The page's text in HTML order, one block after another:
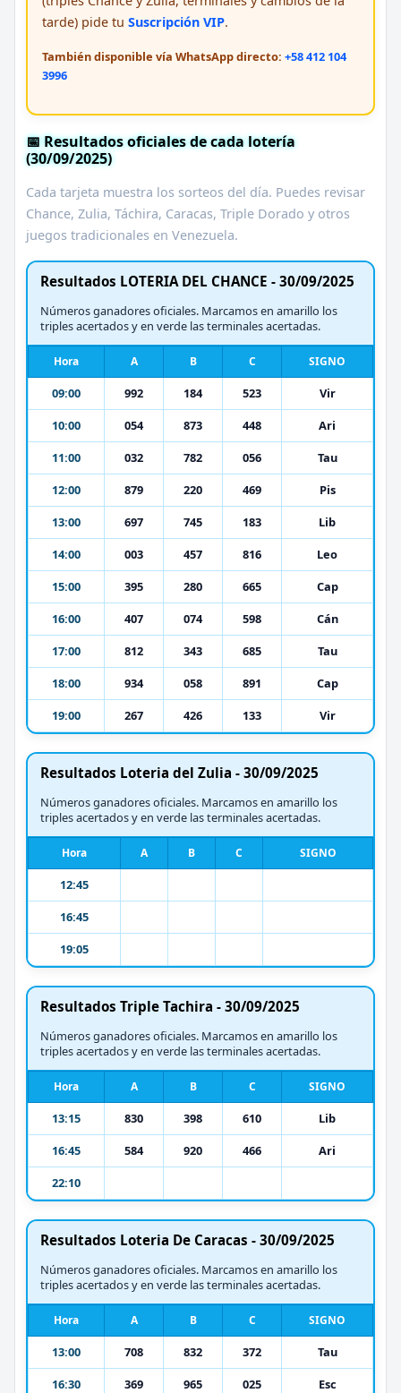
tarde) pide tu Suscripción VIP.
También disponible vía WhatsApp directo: +58 412 104
3996
📅 Resultados oficiales de cada lotería
(30/09/2025)
Cada tarjeta muestra los sorteos del día. Puedes revisar
Chance, Zulia, Táchira, Caracas, Triple Dorado y otros
juegos tradicionales en Venezuela.
Resultados LOTERIA DEL CHANCE - 30/09/2025
Números ganadores oficiales. Marcamos en amarillo los
triples acertados y en verde las terminales acertadas.
Hora A B C SIGNO
09:00 992 184 523
Vir
10:00
054 873 448
Ari
11:00
032 782 056
Tau
12:00
879 220 469
Pis
13:00
697 745 183
Lib
14:00
003 457 816
Leo
15:00
395 280 665
Cap
16:00
407 074 598
Cán
17:00
812 343 685
Tau
18:00
934 058 891
Cap
19:00
267 426 133 Vir
Resultados Loteria del Zulia - 30/09/2025
Números ganadores oficiales. Marcamos en amarillo los
triples acertados y en verde las terminales acertadas.
Hora A B C SIGNO
12:45
16:45
19:05
Resultados Triple Tachira - 30/09/2025
Números ganadores oficiales. Marcamos en amarillo los
triples acertados y en verde las terminales acertadas.
Hora A B C SIGNO
13:15 830 398 610
Lib
16:45
584 920 466
Ari
22:10
Resultados Loteria De Caracas - 30/09/2025
Números ganadores oficiales. Marcamos en amarillo los
triples acertados y en verde las terminales acertadas.
Hora A B C SIGNO
13:00 708 832 372
Tau
16:30
369 965 025
Esc